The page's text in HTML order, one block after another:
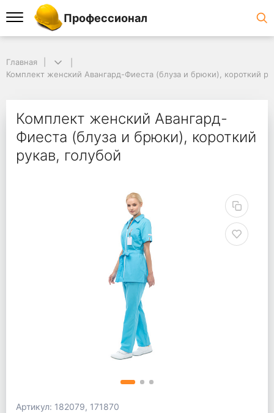
Профессионал
Главная
Комплект женский Авангард-Фиеста (блуза и брюки), короткий
Комплект женский Авангард-
Фиеста (блуза и брюки), короткий
рукав, голубой
Артикул: 182079, 171870